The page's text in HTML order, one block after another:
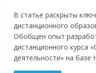
В статье раскрыты
дистанционного
Обобщен опыт
дистанционного курса
деятельности» на базе